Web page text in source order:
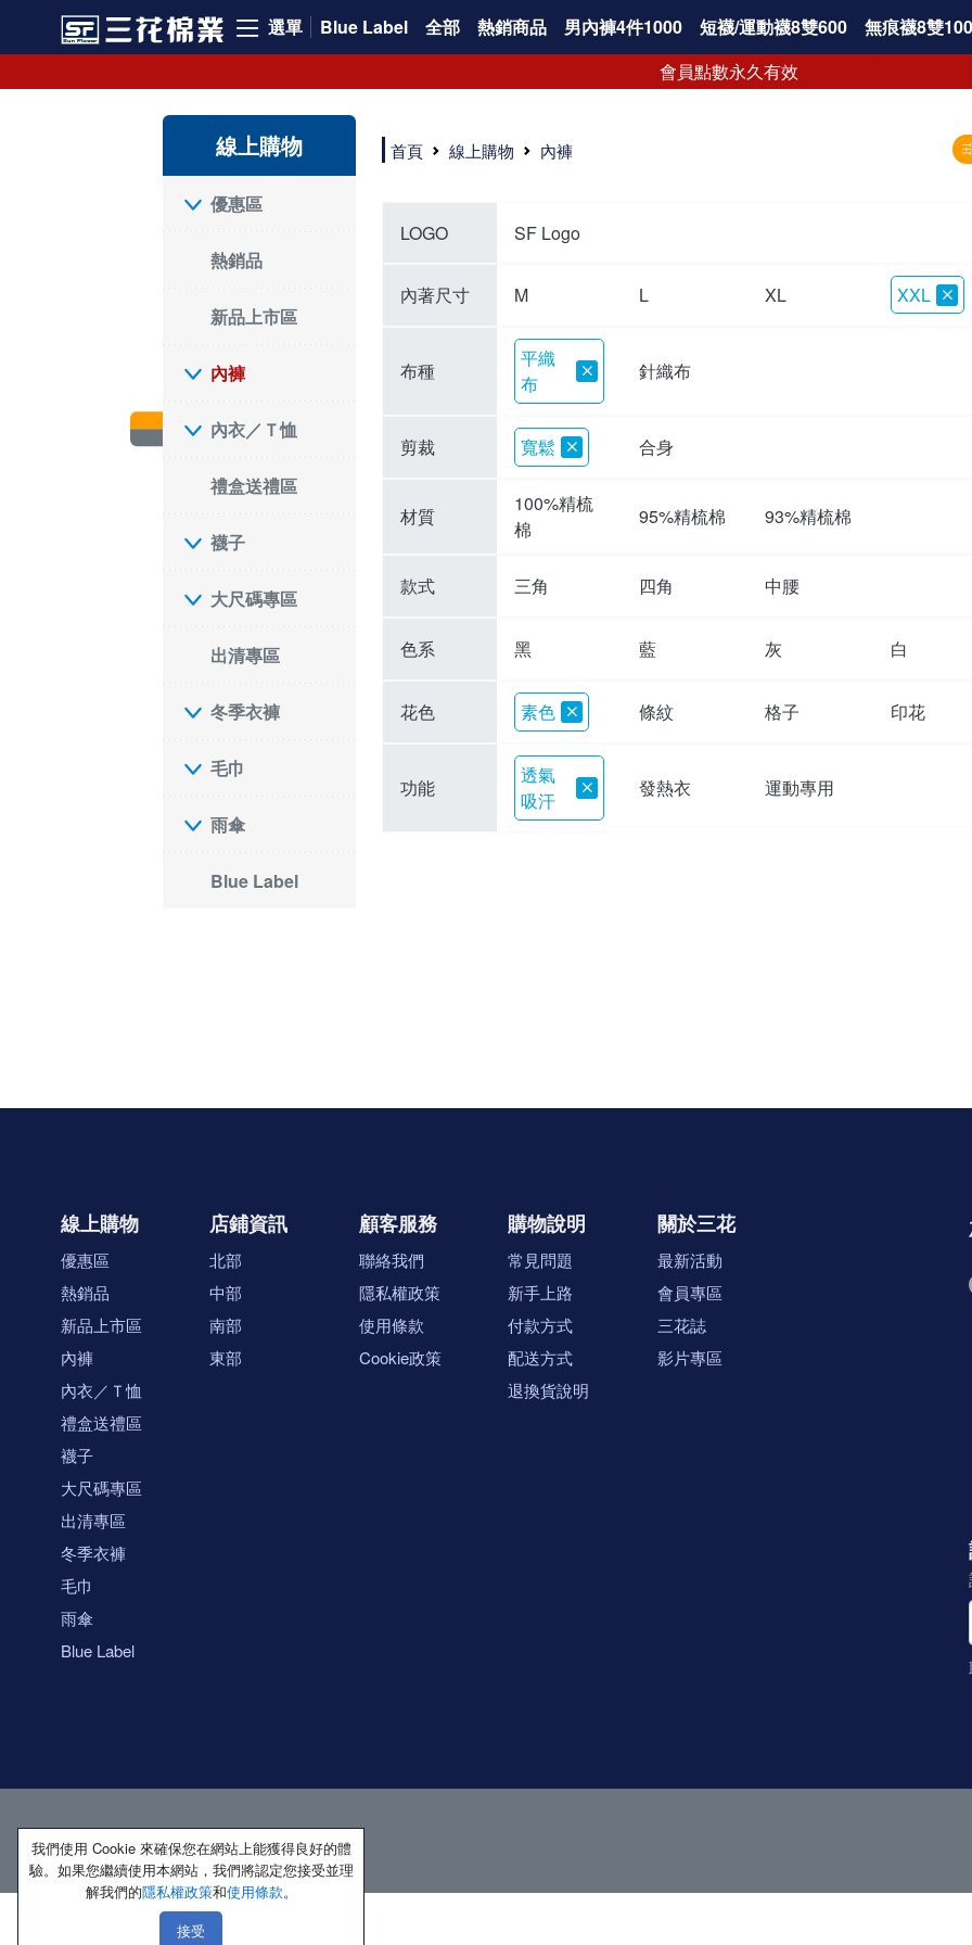
選單 Blue Label 全部 熱銷商品 男內褲4件1000 短襪/運動襪8雙600 無痕襪8雙
會員點數永久有效
線上購物
優惠區
熱銷品
新品上市區
內褲
內衣／Ｔ恤
禮盒送禮區
襪子
大尺碼專區
出清專區
冬季衣褲
毛巾
雨傘
Blue Label
選擇內褲、平口褲、純棉內褲首重品質。舒適、透氣的內褲、平口褲、純棉內褲能影響健康，須謹慎挑選。三花內褲透氣不悶，值得信賴！
三花內褲、平口褲、純棉內褲50年來持續升級，符合人體工學設計，柔軟無勒痕的鬆緊帶。三花內褲是肌膚好友，口碑熱銷！
選擇內褲首重品質。三花內褲50年來不斷升級，證明其卓越品質。符合人體工學剪裁，柔軟無痕鬆緊帶，是必買首選。兼具品質與外型，與肌膚零感接觸，穿著舒適，看來有質感。三花內褲設計獨特，質料優良，專業剪裁，呵護肌膚。新鮮高品質棉材製成，多款選擇，耐洗耐穿，三花內褲絕對首選。
"內褲購買及使用經驗網友來信分享 近年來，我經常在大型連鎖賣場如佳瑪、美華泰等地看到三花內褲的展示。最近一兩年，甚至百貨公司及街頭店鋪都開始大量出現三花專櫃或專賣店。我猜測，這應該是三花在營運策略上的調整，才使得這些改變成為現實。 本來，三花內褲一直是消費者選購內褲時的熱門選項之一。內褲櫃點的增多使我更加注意到這個品牌，因此我在選購內褲時，特意多研究了一下三花內褲的設計。 先從內褲外層包裝談起，有些內褲有PP袋包裝，有些則沒有。雖然這是一件小事，但我發現朋友們中有人會介意內褲包裝沒有PP袋。他們認為沒有PP袋會使包裝不夠精美。對我來說，有PP袋確實能提升包裝的精緻度，但內褲不裝PP袋其實也算是環保。所以，這就看每個人對內褲包裝的需求和感受了。 每次購買內褲時，我都會特別帶一件五片式剪裁的內褲。三花的平口內褲被稱為全國第一件五片式剪裁內褲，這話應該不是隨便說說的，畢竟三花是一個擁有超過50年歷史的老品牌，專注於研發和改良內褲。當初，我覺得這種設計有些花俏，只是圖個新鮮買來試試，結果發現內褲多一片真的有其優勢，尤其是減少了內褲卡屁的次數。雖然這個狀況不可能完全消失，但大大增加了穿著的舒適度。 三花內褲的價格也在我能接受的範圍內，因此它逐漸成為我的心頭好。此外，內褲選購時的另一個重要因素是鬆緊帶。看內褲是否舊了，第一眼通常看鬆緊帶。故意或不小心露出內褲褲頭的時候，印象分數也是由鬆緊帶決定的。 很多內褲品牌強調鬆緊帶的造型及花樣，這類內褲非常適合一些特殊場合，如單身聯誼或約會時穿著，能夠加分不少。日常使用的內褲則建議選擇鬆緊帶不易鬆垮的，花樣其次。三花特別強調內褲鬆緊帶的耐洗度，而其他品牌鮮少提及這一點。 分場合選擇內褲是我的習慣。特殊場合內褲要講究一點，但平日則需要選擇鬆緊帶有保障的內褲。畢竟，內褲是每天陪伴我們超過12個小時的衣物，找到適合自己且耐洗耐穿高CP值的內褲才是最明智的選擇。 內褲畢竟是消耗品，定期更換非常重要。如果內褲沾染到髒污或處於潮濕的環境，就不應該撐太久。這是因為內褲長期接觸身體的重要部位，所以選擇和保養都要謹慎。 以上是我個人的內褲使用分享，並非業配，不代表任何人的立場。內褲還是要以自身體驗最為準確。希望大家都能找到適合自己的內褲，並多多支持台灣品牌。"
首頁 線上購物 內褲
LOGO SF Logo
內著尺寸 M L XL XXL
布種
平織
布
針織布
剪裁 寬鬆 合身
材質
100%精梳
棉
95%精梳棉 93%精梳棉
款式 三角 四角 中腰
色系 黑 藍 灰 白
花色 素色 條紋 格子 印花
功能
透氣
吸汗
發熱衣 運動專用
線上購物
優惠區
熱銷品
新品上市區
內褲
內衣／Ｔ恤
禮盒送禮區
襪子
大尺碼專區
出清專區
冬季衣褲
毛巾
雨傘
Blue Label
店鋪資訊
北部
中部
南部
東部
顧客服務
聯絡我們
隱私權政策
使用條款
Cookie政策
購物說明
常見問題
新手上路
付款方式
配送方式
退換貨說明
關於三花
最新活動
會員專區
三花誌
影片專區
著作權所有 保留一切權利
我們使用 Cookie 來確保您在網站上能獲得良好的體
驗。如果您繼續使用本網站，我們將認定您接受並理
解我們的隱私權政策和使用條款。
接受